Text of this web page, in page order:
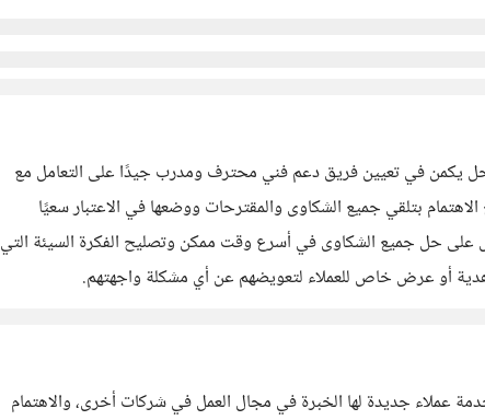
يكمن في تعيين فريق دعم فني محترف ومدرب جيدًا على التعامل مع
بتلقي جميع الشكاوى والمقترحات ووضعها في الاعتبار سعيًا
على حل جميع الشكاوى في أسرع وقت ممكن وتصليح الفكرة السيئة التي
هدية أو عرض خاص للعملاء لتعويضهم عن أي مشكلة واجهتهم.
عملاء جديدة لها الخبرة في مجال العمل في شركات أخرى، والاهتمام